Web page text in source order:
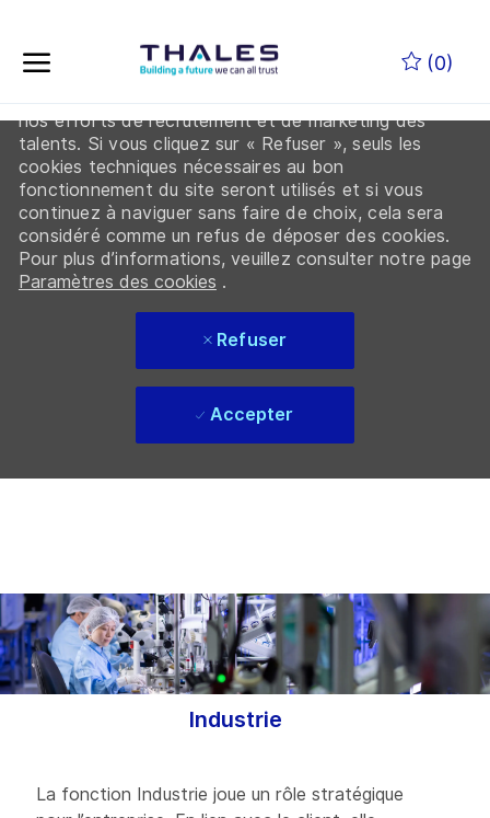
(0)
-
Industrie
La fonction Industrie joue un rôle stratégique
que Thales et ses partenaires déposent des cookies
sur votre appareil afin d’améliorer la navigation sur le
nos efforts de recrutement et de marketing des
talents. Si vous cliquez sur « Refuser », seuls les
cookies techniques nécessaires au bon
fonctionnement du site seront utilisés et si vous
continuez à naviguer sans faire de choix, cela sera
considéré comme un refus de déposer des cookies.
Pour plus d’informations, veuillez consulter notre page
Paramètres des cookies .
Refuser
Accepter